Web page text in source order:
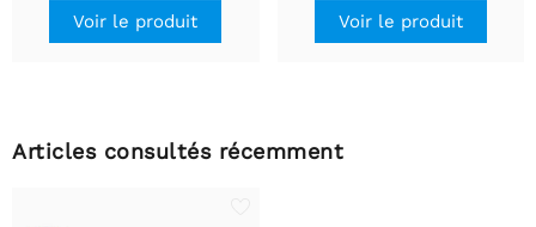
Voir le produit Voir le produit
Articles consultés récemment